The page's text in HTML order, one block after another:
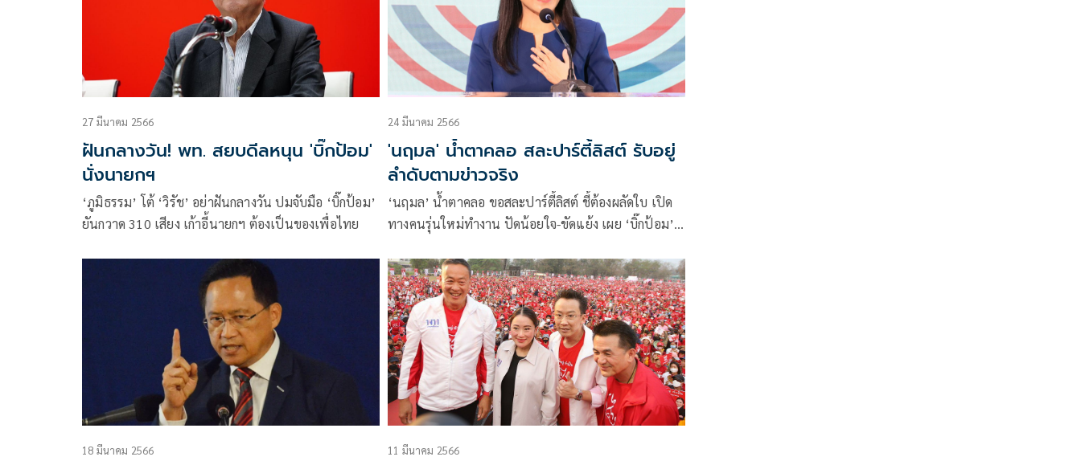
27 มีนาคม 2566
ฝันกลางวัน! พท. สยบดีลหนุน 'บิ๊กป้อม'
นั่งนายกฯ
‘ภูมิธรรม’ โต้ ‘วิรัช’ อย่าฝันกลางวัน ปมจับมือ ‘บิ๊กป้อม’
ยันกวาด 310 เสียง เก้าอี้นายกฯ ต้องเป็นของเพื่อไทย
24 มีนาคม 2566
'นฤมล' น้ำตาคลอ สละปาร์ตี้ลิสต์ รับอยู่
ลำดับตามข่าวจริง
‘นฤมล’ น้ำตาคลอ ขอสละปาร์ตี้ลิสต์ ชี้ต้องผลัดใบ เปิด
ทางคนรุ่นใหม่ทำงาน ปัดน้อยใจ-ขัดแย้ง เผย ‘บิ๊กป้อม’
18 มีนาคม 2566 11 มีนาคม 2566